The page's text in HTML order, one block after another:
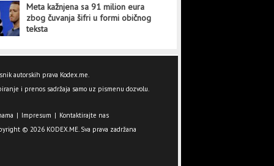
Meta kažnjena sa 91 milion eura
zbog čuvanja šifri u formi običnog
teksta
autorskih prava Kodex.me.
i prenos sadržaja samo uz pismenu dozvolu.
| Impresum | Kontaktirajte nas
© 2026 KODEX.ME. Sva prava zadržana